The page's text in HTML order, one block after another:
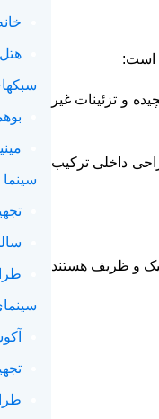
است:
و تزئینات غیر
داخلی ترکیب
و ظریف هستند
سینما